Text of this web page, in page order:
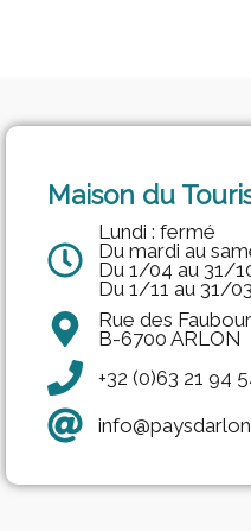
Maison du
Lundi : fermé
Du mardi au
Du 1/04 au 31/
Du 1/11 au 31/
Rue des
B-6700 ARLON
+32 (0)63 21 94